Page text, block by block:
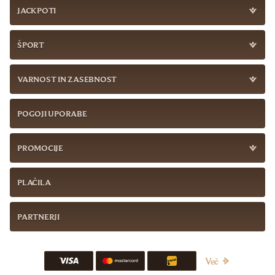
JACKPOTI
ŠPORT
VARNOST IN ZASEBNOST
POGOJI UPORABE
PROMOCIJE
PLAČILA
PARTNERJI
Več